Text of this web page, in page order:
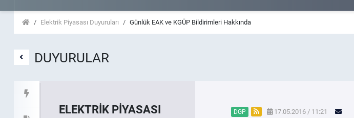
Elektrik Piyasası Duyuruları Günlük EAK ve KGÜP Bildirimleri Hakkında
DUYURULAR
ELEKTRİK PİYASASI DGP 17.05.2016 / 11:21